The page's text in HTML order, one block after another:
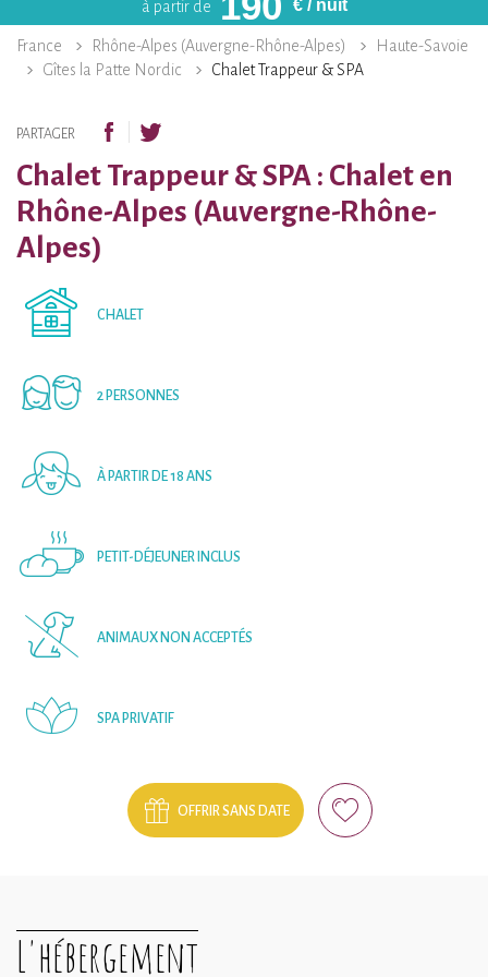
à partir de € / nuit
France Rhône-Alpes (Auvergne-Rhône-Alpes)
Haute-Savoie
Gîtes la Patte Nordic
Chalet Trappeur & SPA
PARTAGER
Chalet Trappeur & SPA : Chalet en
Rhône-Alpes (Auvergne-Rhône-
Alpes)
CHALET
2 PERSONNES
À PARTIR DE 18 ANS
PETIT-DÉJEUNER INCLUS
ANIMAUX NON ACCEPTÉS
SPA PRIVATIF
OFFRIR SANS DATE
L'hébergement